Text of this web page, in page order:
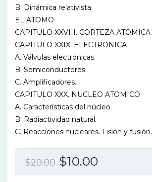
B. Dinámica relativista.
EL ATOMO
CAPITULO XXVIII. CORTEZA ATOMICA
CAPITULO XXIX: ELECTRONICA
A. Válvulas electrónicas.
B. Semiconductores.
C. Amplificadores.
CAPITULO XXX. NUCLEO ATOMICO
A. Características del núcleo.
B. Radiactividad natural.
C. Reacciones nucleares. Fisión y fusión.
$20.00 El
$10.00